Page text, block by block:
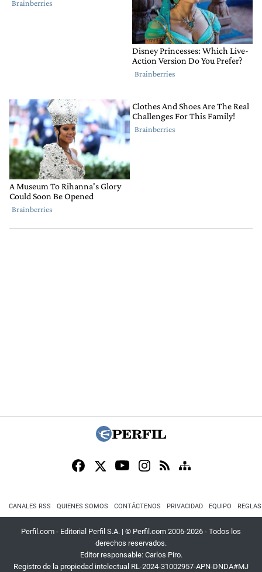
CANALES RSS QUIENES SOMOS CONTÁCTENOS PRIVACIDAD EQUIPO
Perfil.com - Editorial Perfil S.A. | © Perfil.com 2006-2026 - Todos los
derechos reservados.
Editor responsable: Carlos Piro.
Registro de la propiedad intelectual RL-2024-31002957-APN-DNDA#MJ